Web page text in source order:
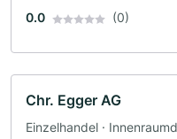
0.0 (0)
Chr. Egger AG
Einzelhandel ·